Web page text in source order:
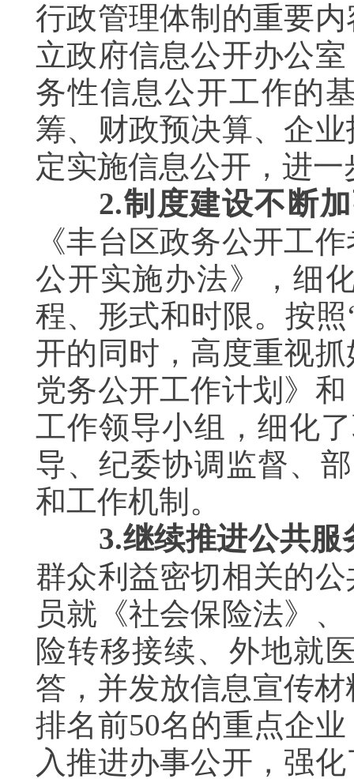
行政管理体制的重要
立政府信息公开办公
务性信息公开工作的
筹、财政预决算、企
定实施信息公开，进
2.制度建设不断
《丰台区政务公开工
公开实施办法》，细
程、形式和时限。按
开的同时，高度重视
党务公开工作计划》
工作领导小组，细化
导、纪委协调监督、
和工作机制。
3.继续推进公共服
群众利益密切相关的
员就《社会保险法》
险转移接续、外地就
答，并发放信息宣传
排名前50名的重点企
入推进办事公开，强